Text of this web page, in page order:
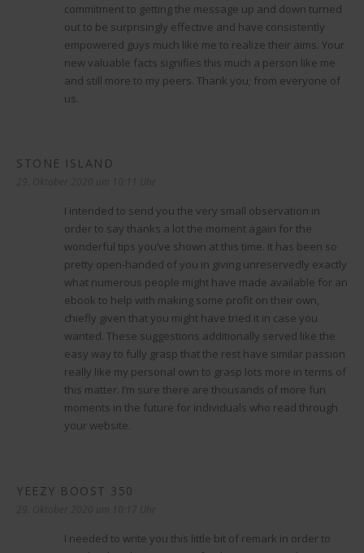
commitment to getting the message up and down turned
out to be surprisingly effective and have consistently
empowered guys much like me to realize their aims. Your
new valuable facts signifies this much a person like me
and still more to my peers. Thank you; from everyone of
us.
STONE ISLAND
I intended to send you the very small observation in
order to say thanks a lot the moment again for the
wonderful tips you’ve shown at this time. It has been so
pretty open-handed of you in giving unreservedly exactly
what numerous people might have made available for an
ebook to help with making some profit on their own,
chiefly given that you might have tried it in case you
wanted. These suggestions additionally served like the
easy way to fully grasp that the rest have similar passion
really like my personal own to grasp lots more in terms of
this matter. I’m sure there are thousands of more fun
moments in the future for individuals who read through
your website.
YEEZY BOOST 350
I needed to write you this little bit of remark in order to